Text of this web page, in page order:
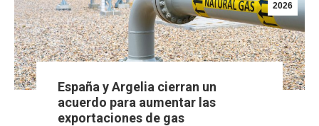
2026
España y Argelia cierran un
acuerdo para aumentar las
exportaciones de gas